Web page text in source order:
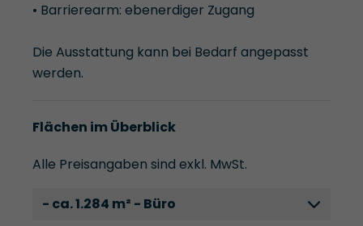
• Barrierearm: ebenerdiger Zugang
Die Ausstattung kann bei Bedarf angepasst
werden.
Flächen im Überblick
Alle Preisangaben sind exkl. MwSt.
- ca. 1.284 m² - Büro